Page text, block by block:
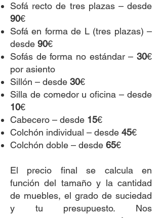
Sofá recto de tres plazas – desde
90€
Sofá en forma de L (tres plazas) –
desde 90€
Sofás de forma no estándar – 30€
por asiento
Sillón – desde 30€
Silla de comedor u oficina – desde
10€
Cabecero – desde 15€
Colchón individual – desde 45€
Colchón doble – desde 65€
El precio final se calcula en
función del tamaño y la cantidad
de muebles, el grado de suciedad
y tu presupuesto. Nos